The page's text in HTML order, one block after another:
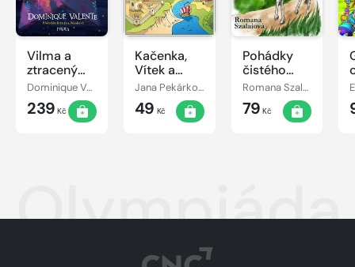
Vilma a
ztracený
den
Dominique Valente
239 Kč
Kačenka,
Vítek a
jejich
pohádkové
dobrodružství
Jana Pekárková
49 Kč
Pohádky
čistého
srdce
Romana Szalaiová
79 Kč